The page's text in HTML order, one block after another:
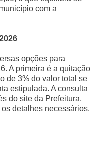
com a
opções para
A primeira é a quitação
de 3% do valor total se
estipulada. A consulta
do site da Prefeitura,
detalhes necessários.